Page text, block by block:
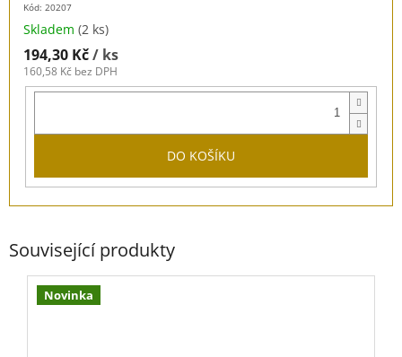
Kód: 20207
Skladem (2 ks)
194,30 Kč/ ks
160,58 Kč bez DPH
DO KOŠÍKU
Související produkty
Novinka